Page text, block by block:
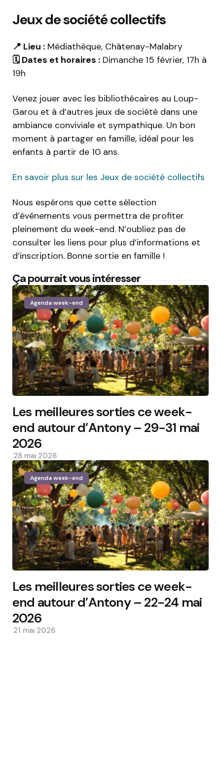
Jeux de société collectifs
📍 Lieu : Médiathèque, Châtenay-Malabry
🗓️ Dates et horaires : Dimanche 15 février, 17h à
19h
Venez jouer avec les bibliothécaires au Loup-
Garou et à d’autres jeux de société dans une
ambiance conviviale et sympathique. Un bon
moment à partager en famille, idéal pour les
enfants à partir de 10 ans.
En savoir plus sur les Jeux de société collectifs
Nous espérons que cette sélection
d’événements vous permettra de profiter
pleinement du week-end. N’oubliez pas de
consulter les liens pour plus d’informations et
d’inscription. Bonne sortie en famille !
Ça pourrait vous intéresser
Agenda week-end
Les meilleures sorties ce week-
end autour d’Antony – 29-31 mai
2026
28 mai 2026
Agenda week-end
Les meilleures sorties ce week-
end autour d’Antony – 22-24 mai
2026
21 mai 2026